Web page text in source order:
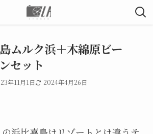
ムルク浜＋木綿原ビー
セット
年11月1日 2024年4月26日